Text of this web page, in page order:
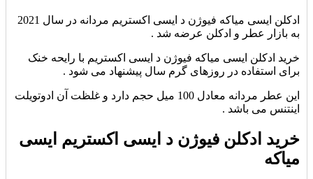
ادکلن ایسی میاکه فیوژن د ایسی اکستریم مردانه در سال 2021
به بازار عطر و ادکلن عرضه شد .
خرید ادکلن ایسی میاکه فیوژن د ایسی اکستریم با رایحه خنک
برای استفاده در روزهای گرم سال پیشنهاد می شود .
این عطر مردانه معادل 100 میل حجم دارد و غلظت آن ادوتویلت
اینتنس می باشد .
خرید ادکلن فیوژن د ایسی اکستریم ایسی
میاکه